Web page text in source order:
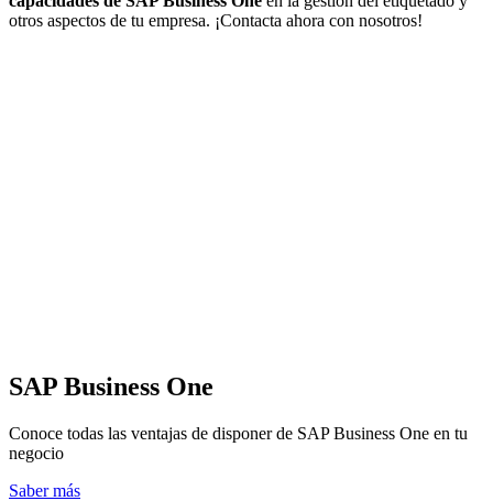
otros aspectos de tu empresa. ¡Contacta ahora con nosotros!
SAP Business One
Conoce todas las ventajas de disponer de SAP Business One en tu
negocio
Saber más